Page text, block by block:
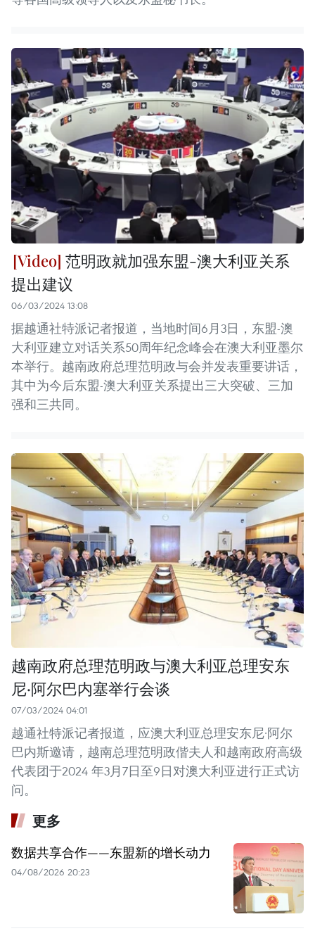
范明政就加强东盟-澳大利亚关系
提出建议
06/03/2024 13:08
据越通社特派记者报道，当地时间6月3日，东盟-澳
大利亚建立对话关系50周年纪念峰会在澳大利亚墨尔
本举行。越南政府总理范明政与会并发表重要讲话，
其中为今后东盟-澳大利亚关系提出三大突破、三加
强和三共同。
越南政府总理范明政与澳大利亚总理安东
尼·阿尔巴内塞举行会谈
07/03/2024 04:01
越通社特派记者报道，应澳大利亚总理安东尼·阿尔
巴内斯邀请，越南总理范明政偕夫人和越南政府高级
代表团于2024 年3月7日至9日对澳大利亚进行正式访
问。
更多
数据共享合作——东盟新的增长动力
04/08/2026 20:23